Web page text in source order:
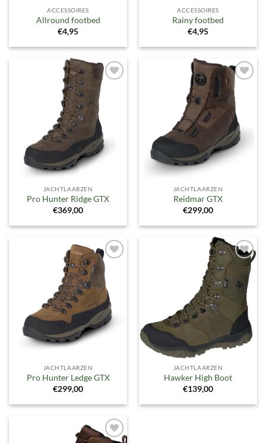
ACCESSOIRES
Allround footbed
€4,95
ACCESSOIRES
Rainy footbed
€4,95
Toevoegen
aan
verlanglijst
JACHTLAARZEN
Pro Hunter Ridge GTX
€369,00
Toevoegen
aan
verlanglijst
JACHTLAARZEN
Reidmar GTX
€299,00
Toevoegen
aan
verlanglijst
JACHTLAARZEN
Pro Hunter Ledge GTX
€299,00
Toevoegen
verlanglijst
JACHTLAARZEN
Hawker High Boot
€139,00